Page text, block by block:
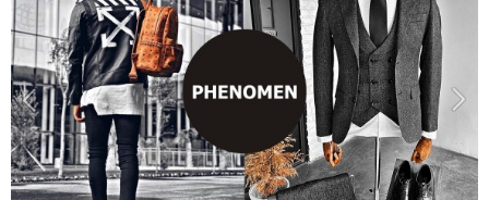
Previous